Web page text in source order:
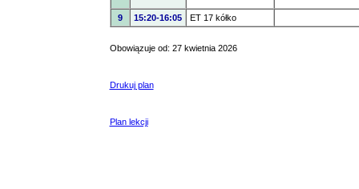
9 15:20-16:05 ET 17 kółko
Obowiązuje od: 27 kwietnia 2026
Drukuj plan
Plan lekcji